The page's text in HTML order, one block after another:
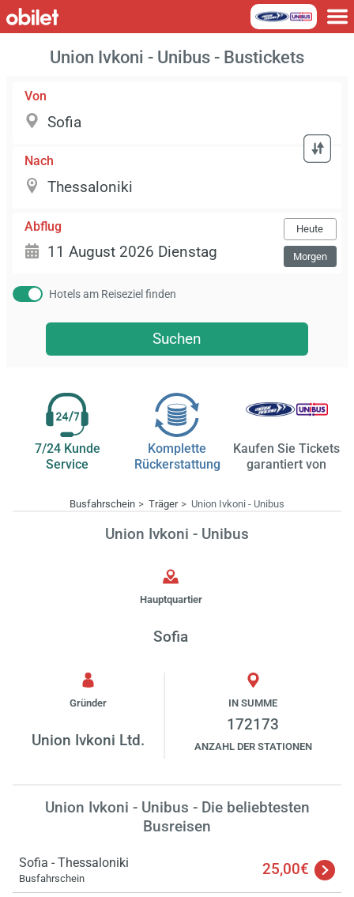
Union Ivkoni - Unibus - Bustickets
Von
Nach
Abflug Heute
Morgen
Hotels am Reiseziel finden
Suchen
7/24 Kunde
Service
Komplette
Rückerstattung
Kaufen Sie Tickets
garantiert von
Busfahrschein Träger Union Ivkoni - Unibus
Union Ivkoni - Unibus
Hauptquartier
Sofia
Gründer
Union Ivkoni Ltd.
IN SUMME
172173
ANZAHL DER STATIONEN
Union Ivkoni - Unibus - Die beliebtesten
Busreisen
Sofia - Thessaloniki
Busfahrschein 25,00€